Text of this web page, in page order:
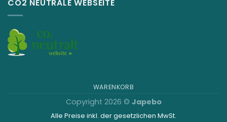
CO2 NEUTRALE WEBSEITE
WARENKORB
Copyright 2026 © Japebo
Alle Preise inkl. der gesetzlichen MwSt.